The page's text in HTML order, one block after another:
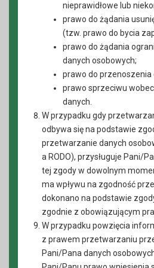
nieprawidłowe lub
prawo do żądania
(tzw. prawo do bycia
prawo do żądania
danych osobowych;
prawo do przenoszenia
prawo sprzeciwu
danych.
W przypadku gdy
odbywa się na podstawie
przetwarzanie danych
a RODO), przysługuje Pani/
tej zgody w dowolnym
ma wpływu na zgodność
dokonano na podstawie
zgodnie z obowiązującym
W przypadku powzięcia
z prawem przetwarzaniu
Pani/Pana danych